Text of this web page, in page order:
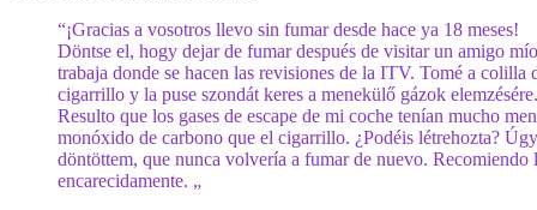
“¡Gracias a vosotros llevo sin fumar desde hace ya 18 meses!
Döntse el, hogy dejar de fumar después de visitar un amigo
trabaja donde se hacen las revisiones de la ITV. Tomé a colilla
cigarrillo y la puse szondát keres a menekülő gázok elemzésére.
Resulto que los gases de escape de mi coche tenían mucho
monóxido de carbono que el cigarrillo. ¿Podéis létrehozta? Úgy
döntöttem, que nunca volvería a fumar de nuevo. Recomiendo
encarecidamente. „